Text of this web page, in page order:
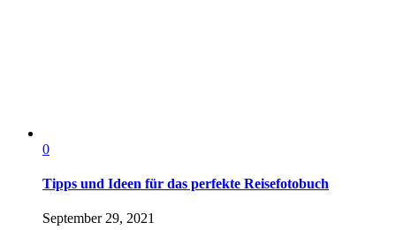
0
Tipps und Ideen für das perfekte Reisefotobuch
September 29, 2021